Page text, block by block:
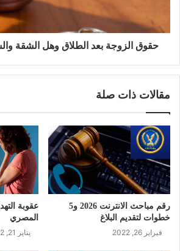
حقوق الزوجة بعد الطلاق وهل الشقة
مقالات ذات صلة
رقم مباحث الانترنت 2026 و5
خطوات لتقديم البلاغ
فبراير 26, 2022
عقوبة
المصري
يناير 21, 2022